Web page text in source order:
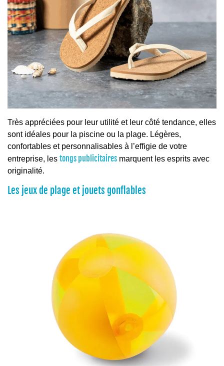
Très appréciées pour leur utilité et leur côté tendance, elles
sont idéales pour la piscine ou la plage. Légères,
confortables et personnalisables à l’effigie de votre
entreprise, les tongs publicitaires marquent les esprits avec
originalité.
Les jeux de plage et jouets gonflables